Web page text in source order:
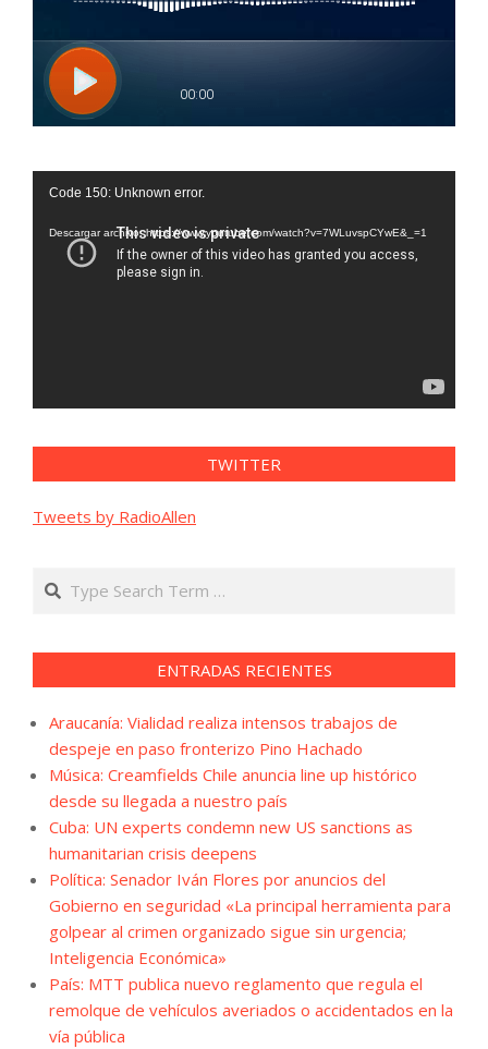
Reproductor
vídeo
Code 150: Unknown error.
Descargar archivo: https://www.youtube.com/watch?v=7WLuvspCYwE&_=1
TWITTER
Tweets by RadioAllen
Search
ENTRADAS RECIENTES
Araucanía: Vialidad realiza intensos trabajos de
despeje en paso fronterizo Pino Hachado
Música: Creamfields Chile anuncia line up histórico
desde su llegada a nuestro país
Cuba: UN experts condemn new US sanctions as
humanitarian crisis deepens
Política: Senador Iván Flores por anuncios del
Gobierno en seguridad «La principal herramienta para
golpear al crimen organizado sigue sin urgencia;
Inteligencia Económica»
País: MTT publica nuevo reglamento que regula el
remolque de vehículos averiados o accidentados en la
vía pública